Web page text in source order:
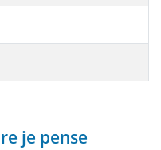
je pense